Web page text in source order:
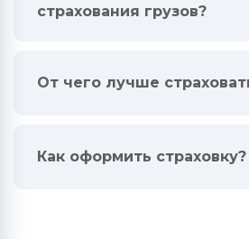
страхования грузов?
От чего лучше
Как оформить страховку?